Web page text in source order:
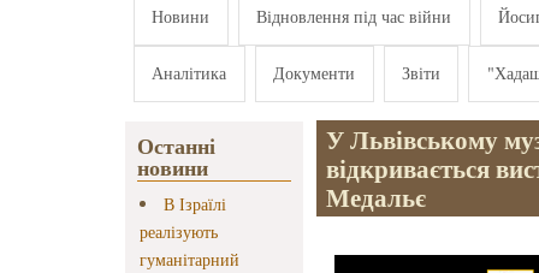
Новини Відновлення під час війни
Аналітика Документи Звіти
Останні
новини
В Ізраїлі
реалізують
гуманітарний
У Львівському
відкривається
Медальє